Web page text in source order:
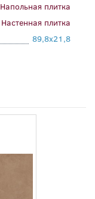
Напольная плитка
Настенная плитка
89,8x21,8